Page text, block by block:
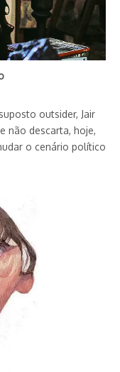
outsider, Jair
não descarta, hoje,
o cenário político